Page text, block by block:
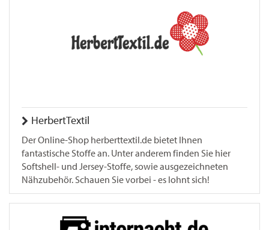
HerbertTextil
Der Online-Shop herberttextil.de bietet Ihnen
fantastische Stoffe an. Unter anderem finden Sie hier
Softshell- und Jersey-Stoffe, sowie ausgezeichneten
Nähzubehör. Schauen Sie vorbei - es lohnt sich!